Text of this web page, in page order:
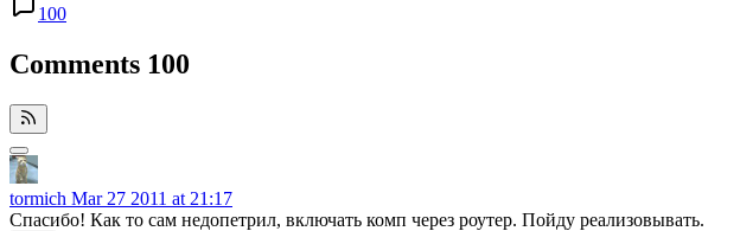
100
Comments 100
tormich Mar 27 2011 at 21:17
Спасибо! Как то сам недопетрил, включать комп через роутер. Пойду реализовывать.